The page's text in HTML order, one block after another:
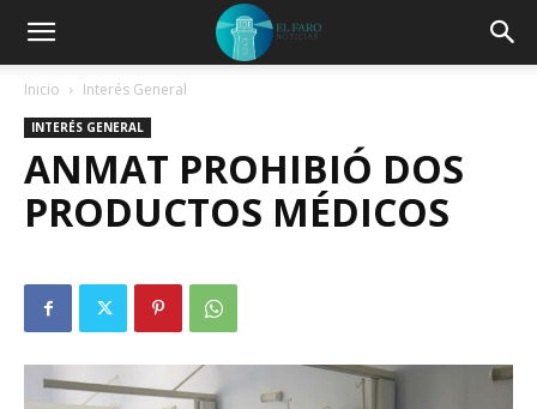
Inicio Interés General
INTERÉS GENERAL
ANMAT PROHIBIÓ DOS
PRODUCTOS MÉDICOS